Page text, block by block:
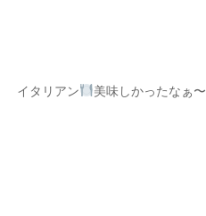
イタリアン 美味しかったなぁ〜